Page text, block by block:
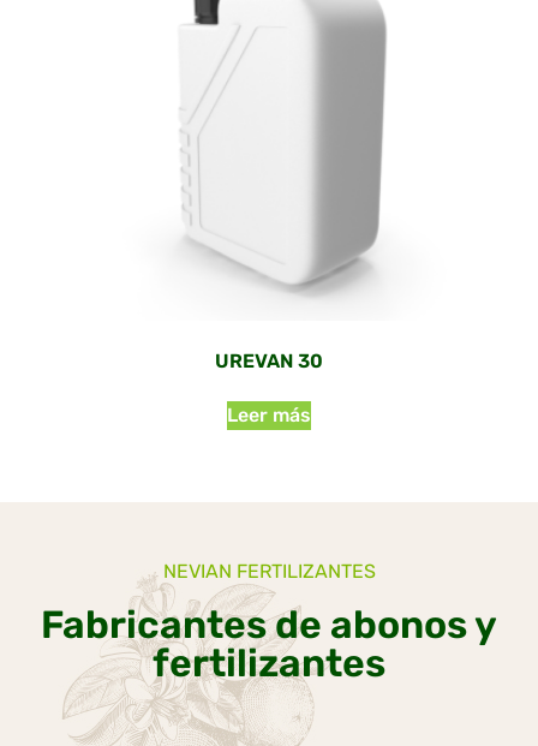
UREVAN 30
Leer más
NEVIAN FERTILIZANTES
Fabricantes de abonos y
fertilizantes